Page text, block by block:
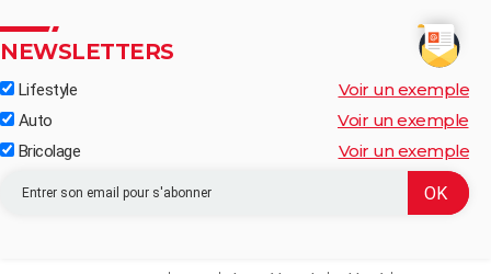
NEWSLETTERS
Lifestyle Voir un exemple
Auto Voir un exemple
Bricolage Voir un exemple